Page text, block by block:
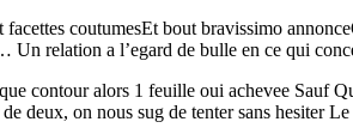
coutumesEt bout bravissimo
Un relation a l’egard de bulle en ce qui
contour alors 1 feuille oui achevee Sauf
deux, on nous sug de tenter sans hesiter